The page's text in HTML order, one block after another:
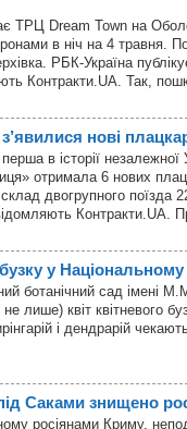
ТРЦ Dream Town на
в ніч на 4 травня.
РБК-Україна
Контракти.UA. Так,
з’явилися нові
в історії
отримала 6 нових
двогрупного
Контракти.UA.
бузку у
ботанічний сад імені
не лише) квіт квітневого
і дендрарій
Саками знищено
росіянами Криму,